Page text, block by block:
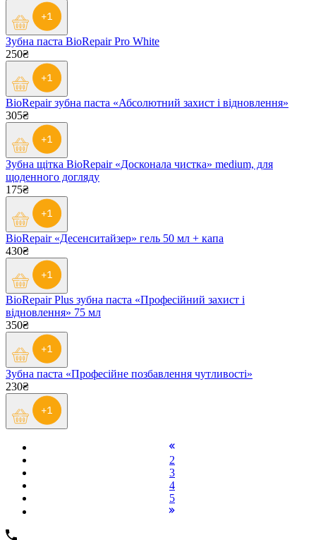
Зубна паста BioRepair Pro White
250₴
BioRepair зубна паста «Абсолютний захист і відновлення»
305₴
Зубна щітка BioRepair «Досконала чистка» medium, для
щоденного догляду
175₴
BioRepair «Десенситайзер» гель 50 мл + капа
430₴
BioRepair Plus зубна паста «Професійний захист і
відновлення» 75 мл
350₴
Зубна паста «Професійне позбавлення чутливості»
230₴
2
3
4
5